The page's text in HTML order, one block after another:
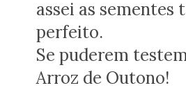
assei as
perfeito.
Se puderem
Arroz de Outono!